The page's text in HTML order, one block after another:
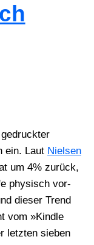
ein. Laut Niel­sen
um 4% zurück,
phy­sisch vor­
die­ser Trend
vom »Kind­le
letz­ten sie­ben